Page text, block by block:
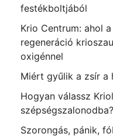
festékboltjából
Krio Centrum: ahol
regeneráció
oxigénnel
Miért gyűlik a zsír a
Hogyan válassz
szépségszalonodba?
Szorongás, pánik,